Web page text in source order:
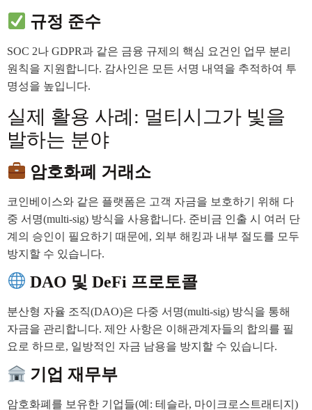
규정 준수
SOC 2나 GDPR과 같은 금융 규제의 핵심 요건인 업무 분리
원칙을 지원합니다. 감사인은 모든 서명 내역을 추적하여 투
명성을 높입니다.
실제 활용 사례: 멀티시그가 빛을
발하는 분야
암호화폐 거래소
코인베이스와 같은 플랫폼은 고객 자금을 보호하기 위해 다
중 서명(multi-sig) 방식을 사용합니다. 준비금 인출 시 여러 단
계의 승인이 필요하기 때문에, 외부 해킹과 내부 절도를 모두
방지할 수 있습니다.
DAO 및 DeFi 프로토콜
분산형 자율 조직(DAO)은 다중 서명(multi-sig) 방식을 통해
자금을 관리합니다. 제안 사항은 이해관계자들의 합의를 필
요로 하므로, 일방적인 자금 남용을 방지할 수 있습니다.
기업 재무부
암호화폐를 보유한 기업들(예: 테슬라, 마이크로스트래티지)